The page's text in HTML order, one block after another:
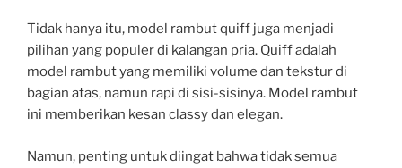
Tidak hanya itu, model rambut quiff juga menjadi
pilihan yang populer di kalangan pria. Quiff adalah
model rambut yang memiliki volume dan tekstur di
bagian atas, namun rapi di sisi-sisinya. Model rambut
ini memberikan kesan classy dan elegan.
Namun, penting untuk diingat bahwa tidak semua